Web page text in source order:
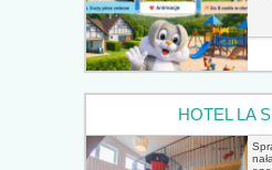
HOTEL LA